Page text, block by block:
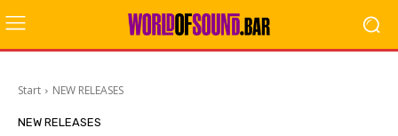
Start NEW RELEASES
NEW RELEASES